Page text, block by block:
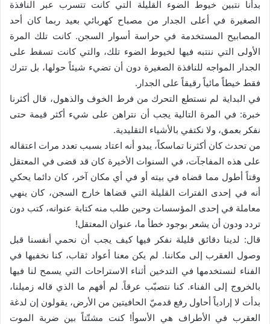
بدأنا نتبين خيوط الضوء القليلة التي كانت تتسرب عبر النافذة
الصغيرة في أعلى الجدار من مصباح كهربائي بعيد ربما كان أحد
المصابيح المستخدمة في حراسة أسوار السجن. كانت تلك المرة
الأولى التي ننتبه فيها لخيوط الضوء تلك، والتي كانت تسقط على
الجدار المواجه للنافذة الصغيرة دون أن تضيء شيئاً حولها، بل تترك
فقط خيطاً مائياً رقيقاً على الجدار.
في البداية لم نستطع التحرك من فرط الخوف والذهول، قال أكثرنا
خبرة: في المرة التالية يجب أن نتراهن على شيء أكثر قيمة حتى
نفكر بعمق، ولا نكتفي بالأشياء التقليدية.
من تحدث كان أكثرنا تماسكاً، يبدو أنه اعتاد بسبب تعدد مرات اعتقاله
على هذه المفاجآت، في السنوات الأخيرة كان قد قضى في المعتقل
وقتاً أطول مما قضاه في بيته أو في أي مكان آخر، كان دائما يحكي
أنه في إحدى الفترات القليلة التي قضاها خارج السجن، كان ينهي
معاملة في إحدى المؤسسات وحين طلب منه كتابة عنوانه، كتب دون
تردد ودون أن يشعر بوجود خطأ ما، عنوان المعتقل!
قال: لدينا دقائق قليلة نفكر فيها كيف يجب أن نحمي أنفسنا قبل
وصول العقرب إلى مكاننا. لم يكن معنا أعواد ثقاب، كنا نخفيها في
الفناء لنستخدمها في التدخين أثناء الاستراحات التي يسمح لنا فيها
بالخروج إلى الفناء. كنا نتصبّب عرقاً. لم أفهم ما الذي قاله زميلنا،
بدأت لا إرادياً أحاول رفع قدميّ الحافيتين من الأرض، يقولون إن لدغة
العقرب في الأطراف هي الأسوأ! كنت مشتّتاً بين ضربة الموت